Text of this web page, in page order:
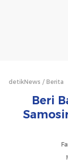
detikNews Berita
Beri